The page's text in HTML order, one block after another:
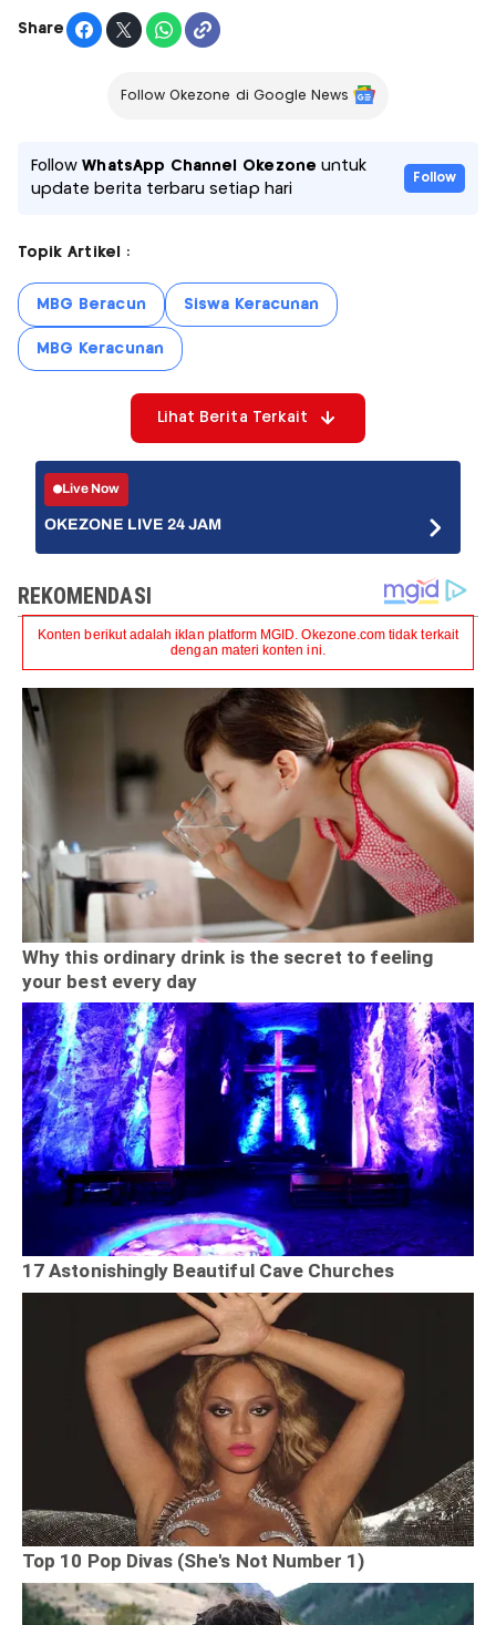
Share
Follow Okezone di Google News
FollowWhatsApp Channel Okezone untuk
update berita terbaru setiap hari
Follow
Topik Artikel :
MBG Beracun Siswa Keracunan
MBG Keracunan
Lihat Berita Terkait
Live Now
OKEZONE LIVE 24 JAM